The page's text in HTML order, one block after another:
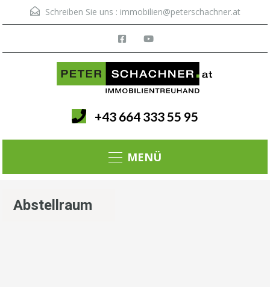
Schreiben Sie uns : immobilien@peterschachner.at
+43 664 333 55 95
Menü
Abstellraum